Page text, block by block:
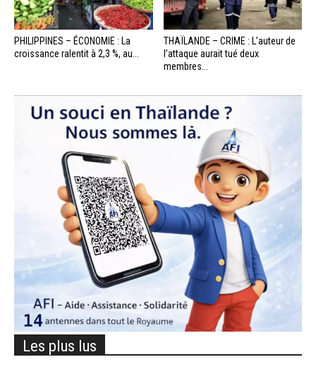
PHILIPPINES – ÉCONOMIE : La
croissance ralentit à 2,3 %, au...
THAÏLANDE – CRIME : L’auteur de
l’attaque aurait tué deux
membres...
Les plus lus